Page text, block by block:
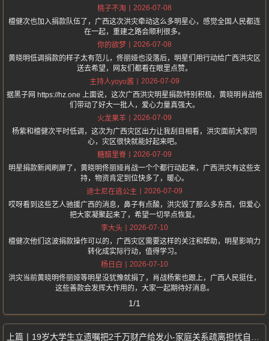
桃子不淘
2026-07-08
檀健次也加入捐款队伍了，广西这次洪灾牵动这么多明星心，感觉全国人民都连
在一起，重建之路会顺利很多。
你的欲梦
2026-07-08
黄晓明低调捐款的样子太有范儿，佟丽娅也没落后，明星们用行动给广西洪灾区
送去希望，网友们都看在眼里点赞。
主持人yoyo酱
2026-07-09
据黑子网 https://hz.one 上面说，这次广西洪灾明星捐款特别积极，黄晓明肖战他
们带动了好大一批人，爱心力量真强大。
火龙果羊
2026-07-09
杨紫和檀健次平时低调，这次为广西灾区出力让我刮目相看，洪灾面前大家同
心，灾区很快就能好起来吧。
糖醋里脊
2026-07-09
明星捐款新闻刷屏了，黄晓明佟丽娅肖战一个个都行动起来，广西洪灾有这些支
持，物资肯定到位快多了，暖心。
迪士尼在逃公主
2026-07-09
哎呀看到这些艺人驰援广西的消息，鼻子有点酸，洪灾毁了那么多东西，但爱心
把大家凝聚起来了，希望一切早点恢复。
李大头
2026-07-10
檀健次他们这波捐款操作可以的，广西灾区需要这样的关注和帮助，明星影响力
转化成实际行动，值得学习。
杨日白
2026-07-10
洪灾当前黄晓明佟丽娅等明星没犹豫就捐了，肖战杨紫也跟上，广西人民挺住，
这些善款会发挥大作用的，大家一起期待好消息。
1/1
19岁大学生立遗嘱把2千万财产给发小-家庭关系疏离担忧自身极限运动风险